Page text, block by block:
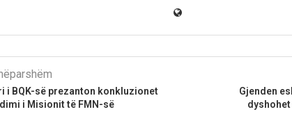
i BQK-së prezanton konkluzionet
i Misionit të FMN-së
Gjenden